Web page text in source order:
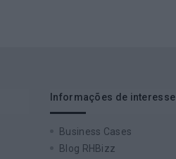
Informações de interesse
Business Cases
Blog RHBizz